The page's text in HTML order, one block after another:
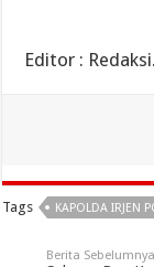
Editor : Redaksi.
Tags KAPOLDA IRJEN
Berita Sebelumnya